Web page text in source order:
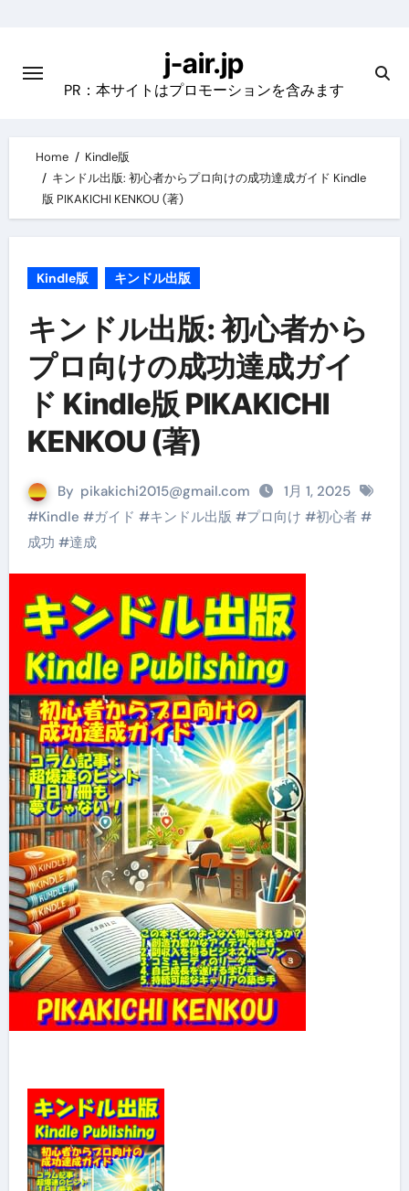
content
j-air.jp
PR：本サイトはプロモーションを含みます
Home
Kindle版
キンドル出版: 初心者からプロ向けの成功達成ガイド Kindle
版 PIKAKICHI KENKOU (著)
Kindle版 キンドル出版
キンドル出版: 初心者から
プロ向けの成功達成ガイ
ド Kindle版 PIKAKICHI
KENKOU (著)
By pikakichi2015@gmail.com
1月 1, 2025
#Kindle #ガイド #キンドル出版 #プロ向け #初心者#
成功 #達成